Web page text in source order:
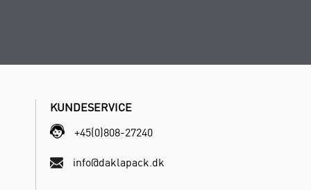
KUNDESERVICE
+45(0)808-27240
info@daklapack.dk